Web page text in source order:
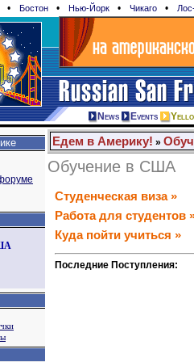
• Бостон • Нью-Йорк • Чикаго •
News Events
Едем в Америку! »
Обучение в США
Студенческая виза »
Работа для студентов
Куда пойти учиться »
Последние Поступления: